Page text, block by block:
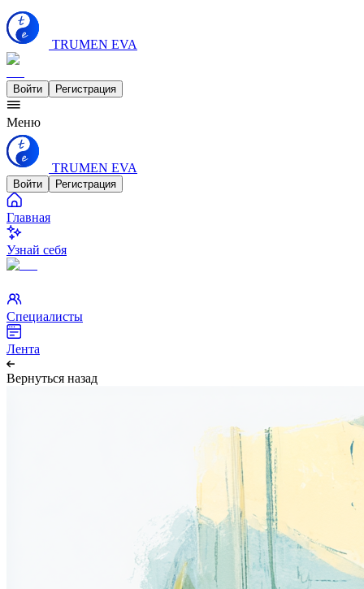
TRUMEN EVA
Войти Регистрация
Меню
TRUMEN EVA
Войти Регистрация
Главная
Узнай себя
Специалисты
Лента
Вернуться назад